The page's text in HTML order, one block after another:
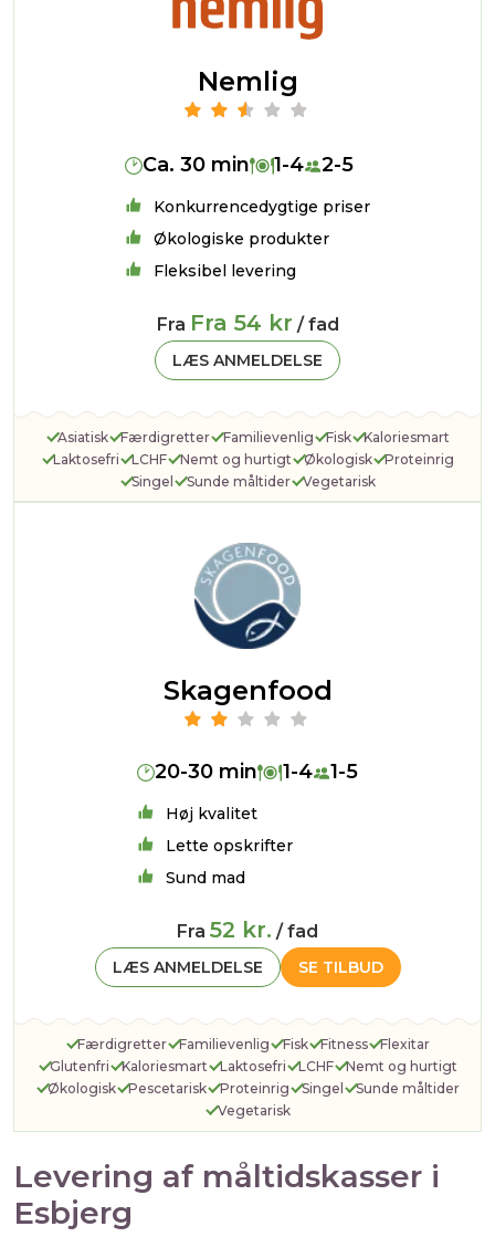
Nemlig
Ca. 30 min 1-4 2-5
Konkurrencedygtige priser
Økologiske produkter
Fleksibel levering
Fra Fra 54 kr / fad
LÆS ANMELDELSE
Asiatisk Færdigretter Familievenlig Fisk
Kaloriesmart
Laktosefri
LCHF Nemt og hurtigt Økologisk
Proteinrig
Singel
Sunde måltider Vegetarisk
Skagenfood
20-30 min 1-4 1-5
Høj kvalitet
Lette opskrifter
Sund mad
Fra 52 kr. / fad
SE TILBUD
LÆS ANMELDELSE
Færdigretter Familievenlig Fisk Fitness
Flexitar
Glutenfri
Kaloriesmart Laktosefri LCHF
Nemt og hurtigt
Økologisk
Pescetarisk Proteinrig Singel
Sunde måltider
Vegetarisk
Levering af måltidskasser i
Esbjerg